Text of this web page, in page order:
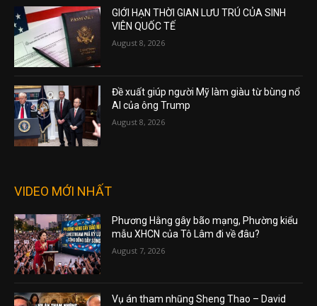
GIỚI HẠN THỜI GIAN LƯU TRÚ CỦA SINH
VIÊN QUỐC TẾ
August 8, 2026
Đề xuất giúp người Mỹ làm giàu từ bùng nổ
AI của ông Trump
August 8, 2026
VIDEO MỚI NHẤT
Phương Hằng gây bão mạng, Phường kiểu
mẫu XHCN của Tô Lâm đi về đâu?
August 7, 2026
Vụ án tham nhũng Sheng Thao – David